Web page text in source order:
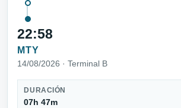
22:58
MTY
14/08/2026 · Terminal B
DURACIÓN
07h 47m